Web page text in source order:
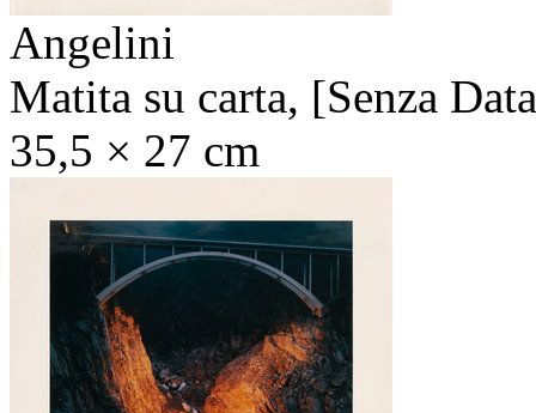
Angelini
Matita su carta, [Senza
35,5 × 27 cm